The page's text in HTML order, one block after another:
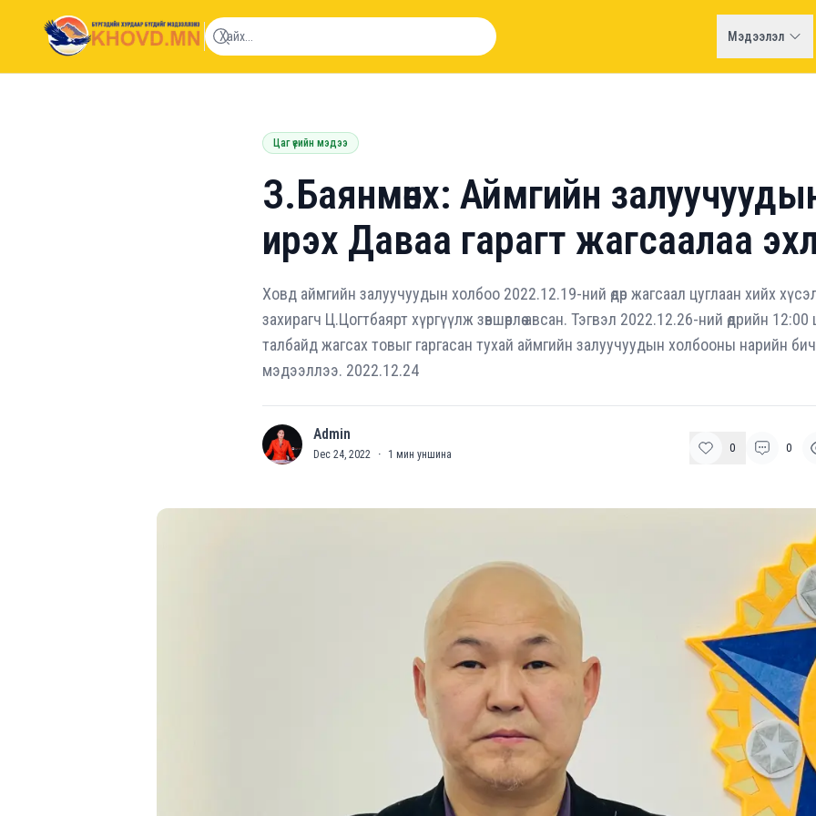
khovd.mn
Мэдээлэл
Цаг үеийн мэдээ
З.Баянмөнх: Аймгийн
ирэх Даваа гарагт жагсаалаа
Ховд аймгийн залуучуудын холбоо 2022.12.19-ний өдөр жагсаал цуглаан хийх
захирагч Ц.Цогтбаярт хүргүүлж зөвшөөрлөө авсан. Тэгвэл 2022.12.26-ний өдрийн 12:00
талбайд жагсах товыг гаргасан тухай аймгийн залуучуудын холбооны нарийн
мэдээллээ. 2022.12.24
A Admin
Dec 24, 2022 · 1 мин уншина 0 0